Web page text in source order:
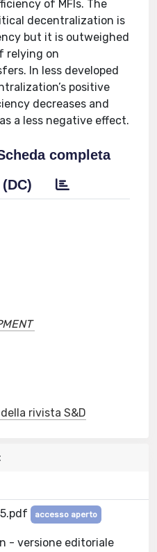
of MFIs. The
decentralization is
but it is outweighed
relying on
In less developed
positive
decreases and
a less negative effect.
completa
rivista S&D
accesso aperto
- versione editoriale